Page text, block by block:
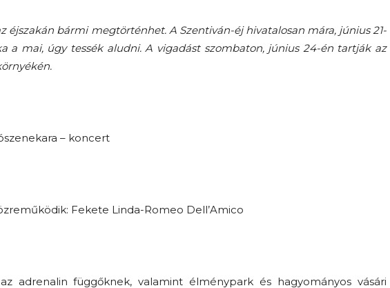
éjszakán bármi megtörténhet. A Szentiván-éj hivatalosan mára, június 21-
a mai, úgy tessék aludni. A vigadást szombaton, június 24-én tartják az
– koncert
Fekete Linda-Romeo Dell’Amico
adrenalin függőknek, valamint élménypark és hagyományos vásári